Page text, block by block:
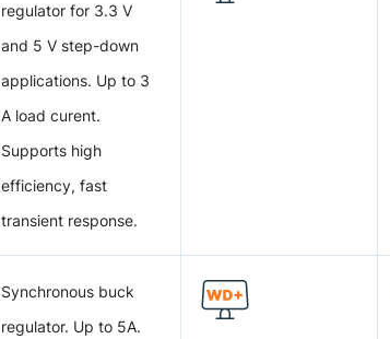
regulator for 3.3 V
and 5 V step-down
applications. Up to 3
A load curent.
Supports high
efficiency, fast
transient response.
Synchronous buck
regulator. Up to 5A.